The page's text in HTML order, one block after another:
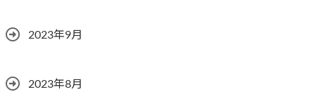
2023年9月
2023年8月